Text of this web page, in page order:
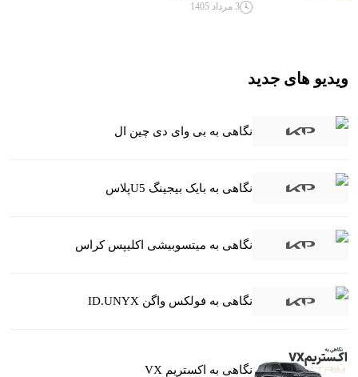
3 مرداد 1405
ویدیو های جدید
نگاهی به بی وای دی چین ال
نگاهی به بایک بیجینگ U5پلاس
نگاهی به میتسوبیشی اکلیپس کراس
نگاهی به فولکس واگن ID.UNYX
نگاهی به اکستریم VX